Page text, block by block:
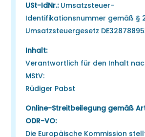
USt-IdNr.:Umsatzsteuer-
Identifikationsnummer gemäß §
Umsatzsteuergesetz
Inhalt:
Verantwortlich für den Inhalt
MStV:
Rüdiger Pabst
Online-Streitbeilegung gemäß
ODR-VO:
Die Europäische Kommission